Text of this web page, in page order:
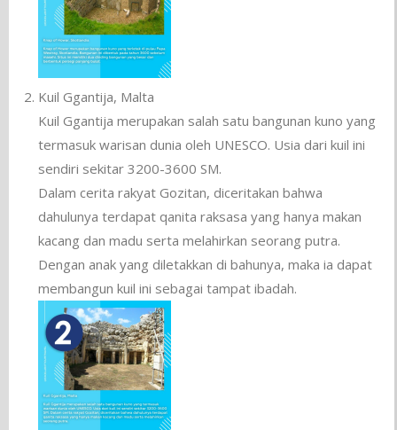
Kuil Ggantija, Malta
Kuil Ggantija merupakan salah satu bangunan kuno yang
termasuk warisan dunia oleh UNESCO. Usia dari kuil ini
sendiri sekitar 3200-3600 SM.
Dalam cerita rakyat Gozitan, diceritakan bahwa
dahulunya terdapat qanita raksasa yang hanya makan
kacang dan madu serta melahirkan seorang putra.
Dengan anak yang diletakkan di bahunya, maka ia dapat
membangun kuil ini sebagai tampat ibadah.